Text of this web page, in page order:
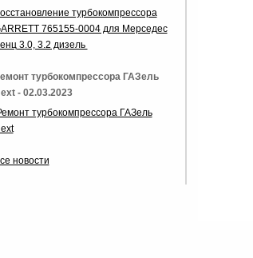
турбокомпрессора
765155-0004 для Мерседес
3.0, 3.2 дизель
турбокомпрессора ГАЗель
- 02.03.2023
турбокомпрессора ГАЗель
новости